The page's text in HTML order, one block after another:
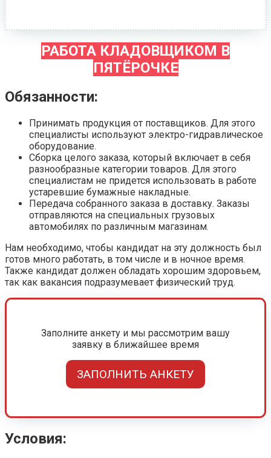
РАБОТА КЛАДОВЩИКОМ В
ПЯТЁРОЧКЕ
Обязанности:
Принимать продукция от поставщиков. Для этого
специалисты используют электро-гидравлическое
оборудование.
Сборка целого заказа, который включает в себя
разнообразные категории товаров. Для этого
специалистам не придется использовать в работе
устаревшие бумажные накладные.
Передача собранного заказа в доставку. Заказы
отправляются на специальных грузовых
автомобилях по различным магазинам.
Нам необходимо, чтобы кандидат на эту должность был
готов много работать, в том числе и в ночное время.
Также кандидат должен обладать хорошим здоровьем,
так как вакансия подразумевает физический труд.
Заполните анкету и мы рассмотрим вашу
заявку в ближайшее время
ЗАПОЛНИТЬ АНКЕТУ
Условия: